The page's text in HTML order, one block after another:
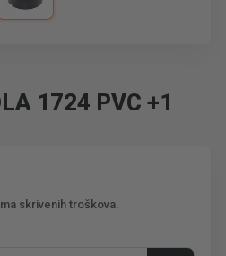
1724 PVC +1
skrivenih troškova.